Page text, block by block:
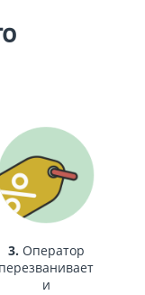
3. Оператор
перезванивает
и